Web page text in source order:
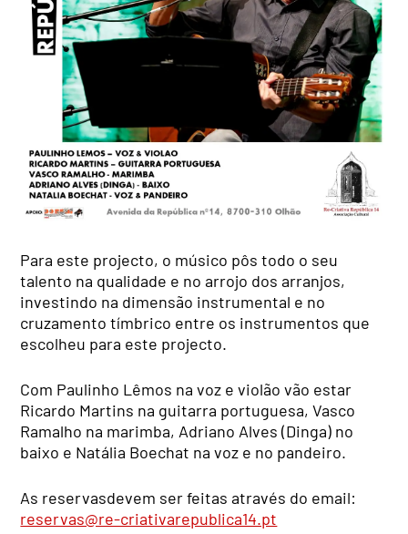
Para este projecto, o músico pôs todo o seu
talento na qualidade e no arrojo dos arranjos,
investindo na dimensão instrumental e no
cruzamento tímbrico entre os instrumentos que
escolheu para este projecto.
Com Paulinho Lêmos na voz e violão vão estar
Ricardo Martins na guitarra portuguesa, Vasco
Ramalho na marimba, Adriano Alves (Dinga) no
baixo e Natália Boechat na voz e no pandeiro.
As reservasdevem ser feitas através do email:
reservas@re-criativarepublica14.pt